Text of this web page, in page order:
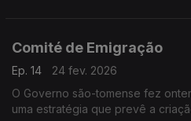
Comité de Emigração
Ep. 14
24 fev. 2026
O Governo são-tomense fez
uma estratégia que prevê a